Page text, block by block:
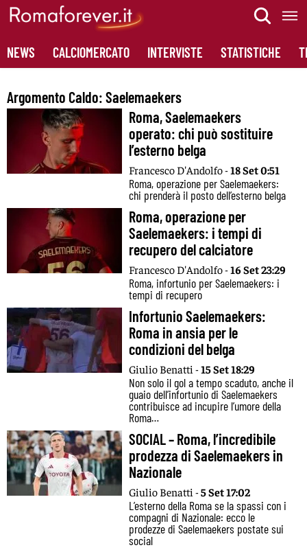
Skip
content
NEWS CALCIOMERCATO INTERVISTE STATISTICHE
Argomento Caldo:Saelemaekers
Roma, Saelemaekers
operato: chi può sostituire
l’esterno belga
Francesco D'Andolfo -18 Set 0:51
Roma, operazione per Saelemaekers:
chi prenderà il posto dell’esterno belga
Roma, operazione per
Saelemaekers: i tempi di
recupero del calciatore
Francesco D'Andolfo -16 Set 23:29
Roma, infortunio per Saelemaekers: i
tempi di recupero
Infortunio Saelemaekers:
Roma in ansia per le
condizioni del belga
Giulio Benatti -15 Set 18:29
Non solo il gol a tempo scaduto, anche il
guaio dell’infortunio di Saelemaekers
contribuisce ad incupire l’umore della
Roma…
SOCIAL – Roma, l’incredibile
prodezza di Saelemaekers in
Nazionale
Giulio Benatti -5 Set 17:02
L’esterno della Roma se la spassi con i
compagni di Nazionale: ecco le
prodezze di Saelemaekers postate sui
social